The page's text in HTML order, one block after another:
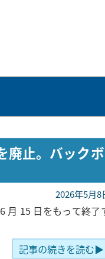
廃止。バックボ
2026年5月8
月 15 日をもって終了
記事の続きを読む▶